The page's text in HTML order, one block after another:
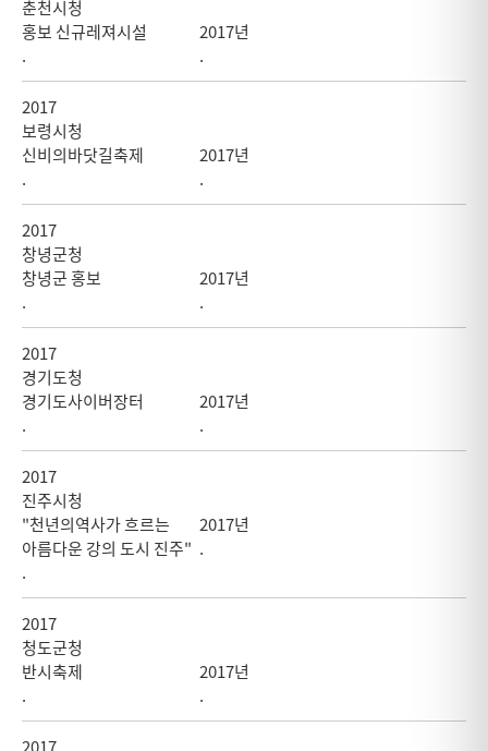
춘천시청
홍보 신규레져시설
2017년
.
.
2017
보령시청
신비의바닷길축제
2017년
.
.
2017
창녕군청
창녕군 홍보
2017년
.
.
2017
경기도청
경기도사이버장터
2017년
.
.
2017
진주시청
"천년의역사가 흐르는
아름다운 강의 도시 진주"
2017년
.
.
2017
청도군청
반시축제
2017년
.
.